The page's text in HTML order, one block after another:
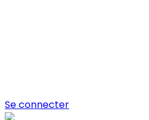
Se connecter